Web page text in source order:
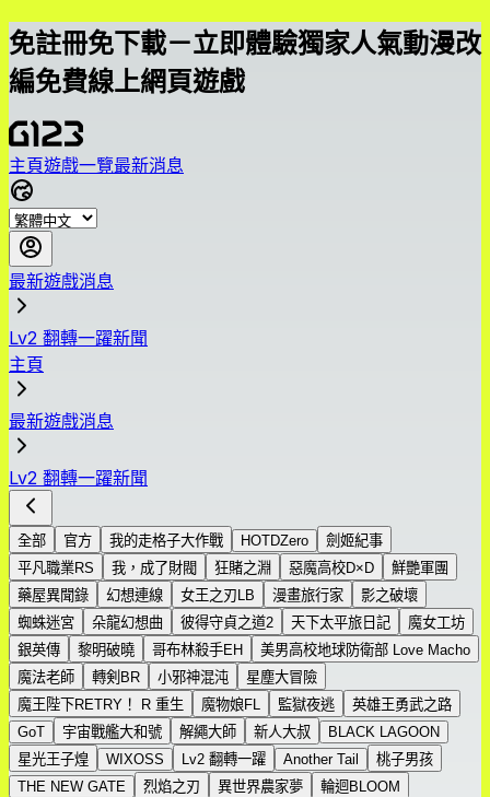
免註冊免下載－立即體驗獨家人氣動漫改
編免費線上網頁遊戲
主頁遊戲一覽最新消息
最新遊戲消息
Lv2 翻轉一躍新聞
主頁
最新遊戲消息
Lv2 翻轉一躍新聞
全部 官方 我的走格子大作戰 HOTDZero
劍姬紀事
平凡職業RS
我，成了財閥 狂賭之淵 惡魔高校D×D
鮮艷軍團
藥屋異聞錄
幻想連線 女王之刃LB 漫畫旅行家
影之破壞
蜘蛛迷宮
朵龍幻想曲 彼得守貞之道2 天下太平旅日記
魔女工坊
銀英傳
黎明破曉 哥布林殺手EH
美男高校地球防衛部 Love Macho
魔法老師
轉剣BR 小邪神混沌
星塵大冒險
魔王陛下RETRY！ R 重生
魔物娘FL 監獄夜逃
英雄王勇武之路
GoT
宇宙戰艦大和號 解繩大師 新人大叔
BLACK LAGOON
星光王子煌
WIXOSS Lv2 翻轉一躍 Another Tail
桃子男孩
THE NEW GATE
烈焰之刃 異世界農家夢
輪迴BLOOM